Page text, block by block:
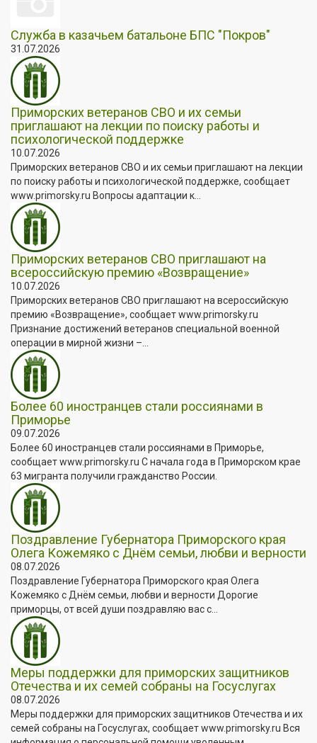
Служба в казачьем батальоне БПС "Покров"
31.07.2026
Приморских ветеранов СВО и их семьи
приглашают на лекции по поиску работы и
психологической поддержке
10.07.2026
Приморских ветеранов СВО и их семьи приглашают на лекции
по поиску работы и психологической поддержке, сообщает
www.primorsky.ru Вопросы адаптации к...
Приморских ветеранов СВО приглашают на
всероссийскую премию «Возвращение»
10.07.2026
Приморских ветеранов СВО приглашают на всероссийскую
премию «Возвращение», сообщает www.primorsky.ru
Признание достижений ветеранов специальной военной
операции в мирной жизни –...
Более 60 иностранцев стали россиянами в
Приморье
09.07.2026
Более 60 иностранцев стали россиянами в Приморье,
сообщает www.primorsky.ru С начала года в Приморском крае
63 мигранта получили гражданство России.
Поздравление Губернатора Приморского края
Олега Кожемяко с Днём семьи, любви и верности
08.07.2026
Поздравление Губернатора Приморского края Олега
Кожемяко с Днём семьи, любви и верности Дорогие
приморцы, от всей души поздравляю вас с...
Меры поддержки для приморских защитников
Отечества и их семей собраны на Госуслугах
08.07.2026
Меры поддержки для приморских защитников Отечества и их
семей собраны на Госуслугах, сообщает www.primorsky.ru Вся